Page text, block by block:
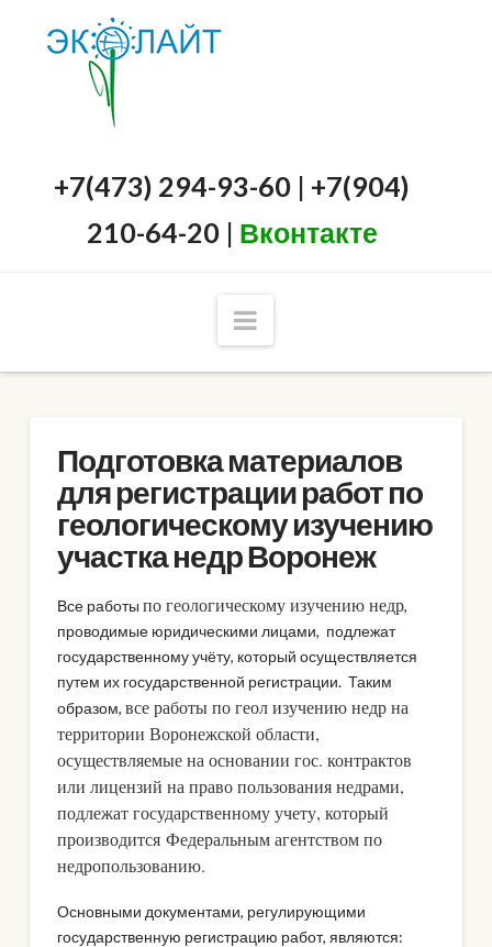
+7(473) 294-93-60 | +7(904)
210-64-20 | Вконтакте
Navigation
Подготовка материалов
для регистрации работ по
геологическому изучению
участка недр Воронеж
Все работы по геологическому изучению недр,
проводимые юридическими лицами, подлежат
государственному учёту, который осуществляется
путем их государственной регистрации. Таким
образом, все работы по геол изучению недр на
территории Воронежской области,
осуществляемые на основании гос. контрактов
или лицензий на право пользования недрами,
подлежат государственному учету, который
производится Федеральным агентством по
недропользованию.
Основными документами, регулирующими
государственную регистрацию работ, являются: